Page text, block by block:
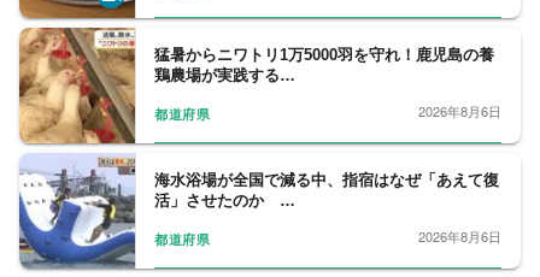
猛暑からニワトリ1万5000羽を守れ！鹿児島の養
鶏農場が実践する…
都道府県 2026年8月6日
海水浴場が全国で減る中、指宿はなぜ「あえて復
活」させたのか …
都道府県 2026年8月6日